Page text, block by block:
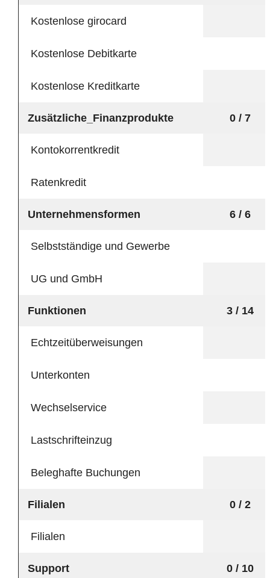
Kostenlose girocard
Kostenlose Debitkarte
Kostenlose Kreditkarte
Zusätzliche_Finanzprodukte 0 / 7
Kontokorrentkredit
Ratenkredit
Unternehmensformen 6 / 6
Selbstständige und Gewerbe
UG und GmbH
Funktionen 3 / 14
Echtzeitüberweisungen
Unterkonten
Wechselservice
Lastschrifteinzug
Beleghafte Buchungen
Filialen 0 / 2
Filialen
Support 0 / 10